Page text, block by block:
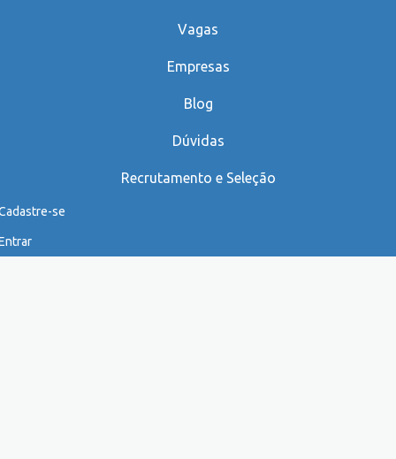
Vagas
Empresas
Blog
Dúvidas
Recrutamento e Seleção
se